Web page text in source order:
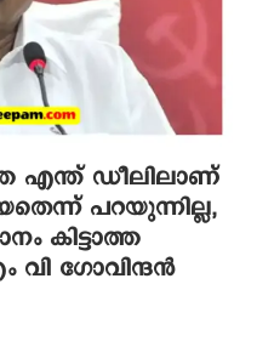
എന്ത് ഡീലിലാണ്
പറയുന്നില്ല,
കിട്ടാത്ത
വി ഗോവിന്ദൻ